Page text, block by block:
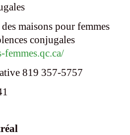
maisons pour femmes
conjugales
819 357-5757